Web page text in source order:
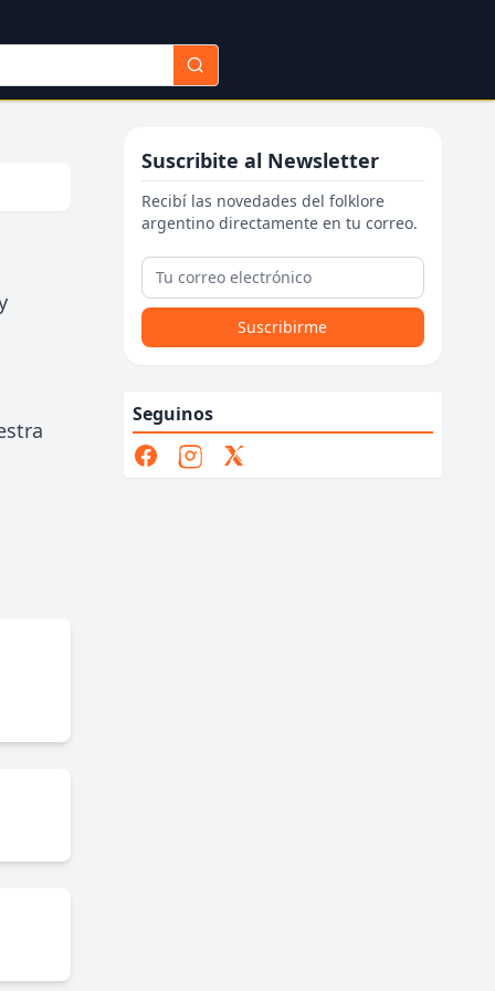
Suscribite al Newsletter
Recibí las novedades del folklore
argentino directamente en tu correo.
Suscribirme
Seguinos